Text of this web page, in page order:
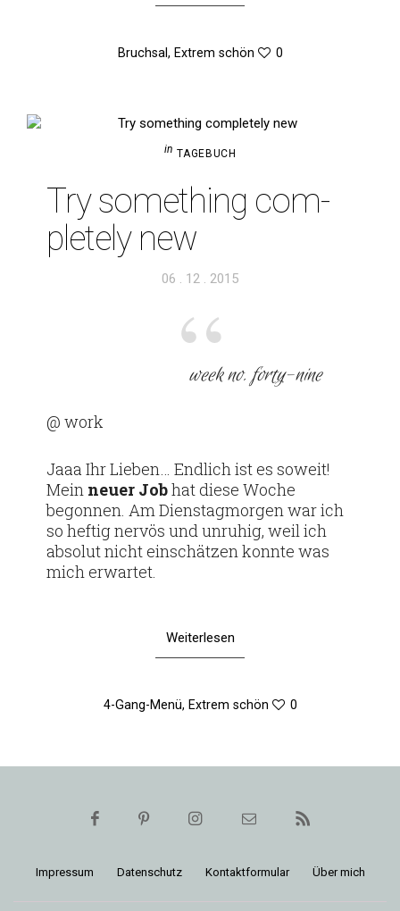
Bruchsal , Extrem schön 0
in TAGEBUCH
Try some­thing com­
ple­tely new
Veröffentlicht
06 . 12 . 2015
week no. forty-nine
@ work
Jaaa Ihr Lieben… End­lich ist es soweit!
Mein neuer Jobhat diese Woche
begonnen. Am Diens­tag­morgen war ich
so heftig nervös und unruhig, weil ich
absolut nicht ein­schätzen konnte was
mich erwartet.
Weiterlesen
4-Gang-Menü, Extrem schön 0
Impressum Daten­schutz Kon­takt­for­mular Über mich